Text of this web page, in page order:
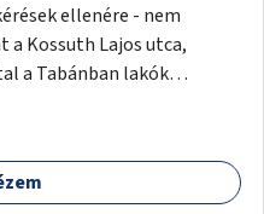
ellenére - nem
a Kossuth Lajos utca,
a Tabánban lakók
iskola és óvoda is van a
lenne, ha a 178-as